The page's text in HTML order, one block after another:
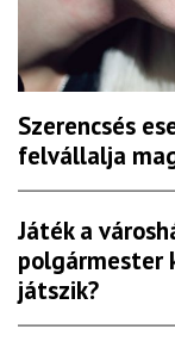
Szerencsés
felvállalja
Játék a
polgármester
játszik?